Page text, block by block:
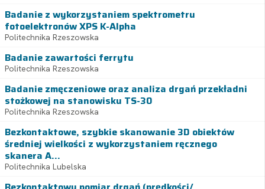
Badanie z wykorzystaniem spektrometru
fotoelektronów XPS K-Alpha
Politechnika Rzeszowska
Badanie zawartości ferrytu
Politechnika Rzeszowska
Badanie zmęczeniowe oraz analiza drgań przekładni
stożkowej na stanowisku TS-30
Politechnika Rzeszowska
Bezkontaktowe, szybkie skanowanie 3D obiektów
średniej wielkości z wykorzystaniem ręcznego
skanera A...
Politechnika Lubelska